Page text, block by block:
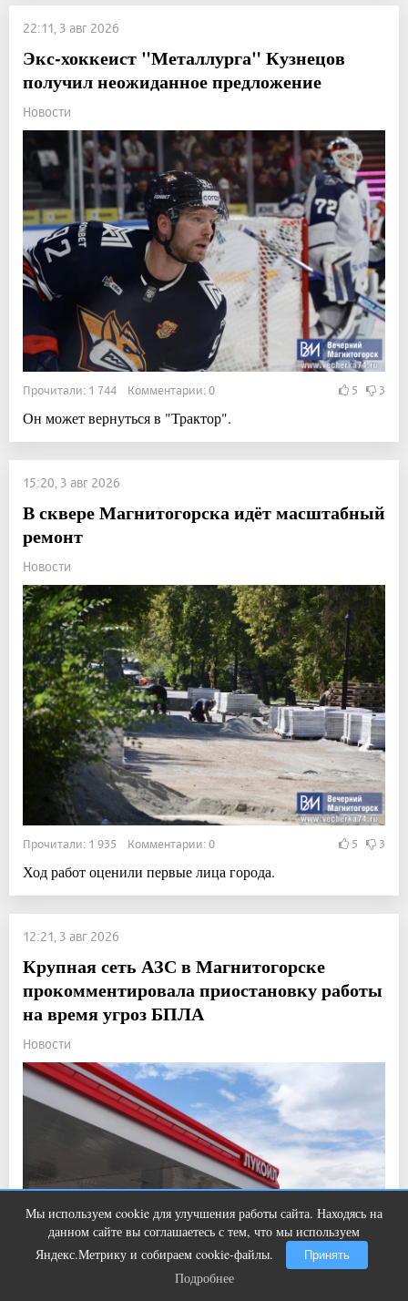
22:11, 3 авг 2026
Экс-хоккеист "Металлурга" Кузнецов
получил неожиданное предложение
Новости
Прочитали: 1 744 Комментарии: 0 5 3
Он может вернуться в "Трактор".
15:20, 3 авг 2026
В сквере Магнитогорска идёт масштабный
ремонт
Новости
Прочитали: 1 935 Комментарии: 0 5 3
Ход работ оценили первые лица города.
12:21, 3 авг 2026
Крупная сеть АЗС в Магнитогорске
прокомментировала приостановку работы
на время угроз БПЛА
Новости
Мы используем cookie для улучшения работы сайта. Находясь на
данном сайте вы соглашаетесь с тем, что мы используем
Яндекс.Метрику и собираем cookie-файлы.
Принять
Подробнее
Этот танец невесты оставит вас без
слов! Пересмотрела 10 раз
Подробнее